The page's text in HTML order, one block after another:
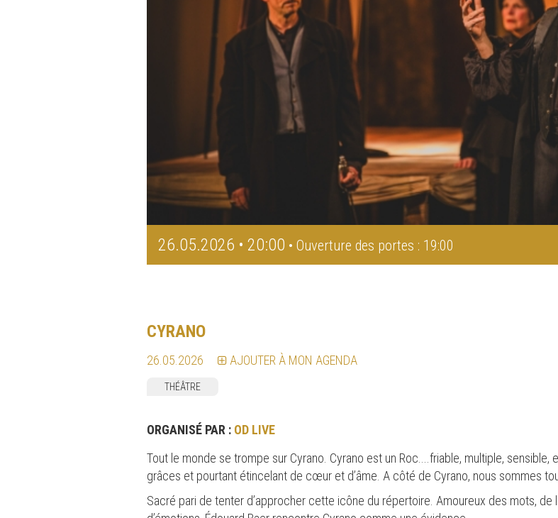
26.05.2026 • 20:00 • Ouverture des portes : 19:00
CYRANO
26.05.2026 AJOUTER À MON AGENDA
THÉÂTRE
ORGANISÉ PAR : OD LIVE
Tout le monde se trompe sur Cyrano. Cyrano est un Roc....friable, multiple, sensible,
grâces et pourtant étincelant de cœur et d’âme. A côté de Cyrano, nous sommes
Sacré pari de tenter d’approcher cette icône du répertoire. Amoureux des mots,